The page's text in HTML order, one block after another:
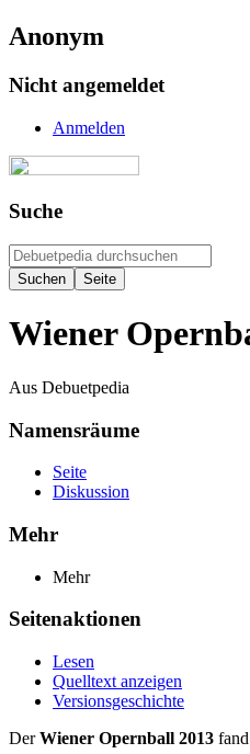
Anonym
Nicht angemeldet
Anmelden
Suche
Wiener
Aus Debuetpedia
Namensräume
Seite
Diskussion
Mehr
Mehr
Seitenaktionen
Lesen
Quelltext anzeigen
Versionsgeschichte
DerWiener Opernball 2013